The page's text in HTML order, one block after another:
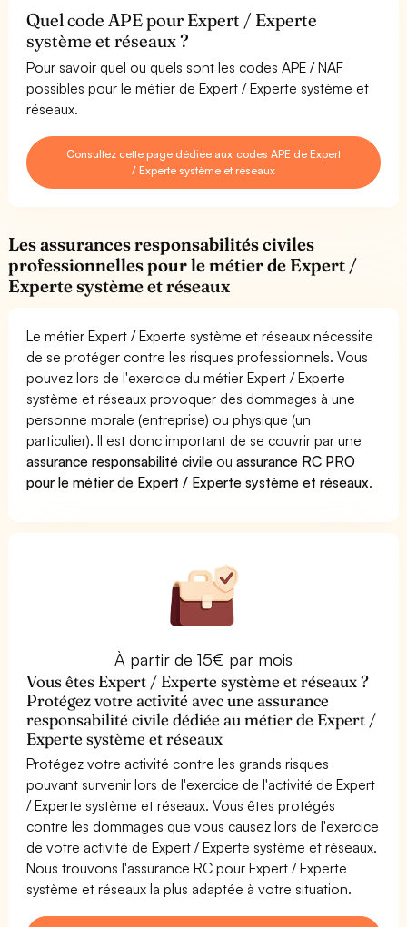
Quel code APE pour Expert / Experte
système et réseaux ?
Pour savoir quel ou quels sont les codes APE / NAF
possibles pour le métier de Expert / Experte système et
réseaux.
Consultez cette page dédiée aux codes APE de Expert
/ Experte système et réseaux
Les assurances responsabilités civiles
professionnelles pour le métier de Expert /
Experte système et réseaux
Le métier Expert / Experte système et réseaux nécessite
de se protéger contre les risques professionnels. Vous
pouvez lors de l'exercice du métier Expert / Experte
système et réseaux provoquer des dommages à une
personne morale (entreprise) ou physique (un
particulier). Il est donc important de se couvrir par une
assurance responsabilité civile ouassurance RC PRO
pour le métier de Expert / Experte système et réseaux.
À partir de 15€ par mois
Vous êtes Expert / Experte système et réseaux ?
Protégez votre activité avec une assurance
responsabilité civile dédiée au métier de Expert /
Experte système et réseaux
Protégez votre activité contre les grands risques
pouvant survenir lors de l'exercice de l'activité de Expert
/ Experte système et réseaux. Vous êtes protégés
contre les dommages que vous causez lors de l'exercice
de votre activité de Expert / Experte système et réseaux.
Nous trouvons l'assurance RC pour Expert / Experte
système et réseaux la plus adaptée à votre situation.